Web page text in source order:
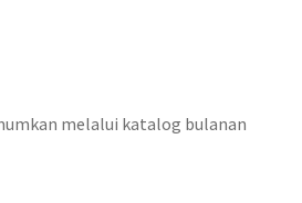
melalui katalog bulanan